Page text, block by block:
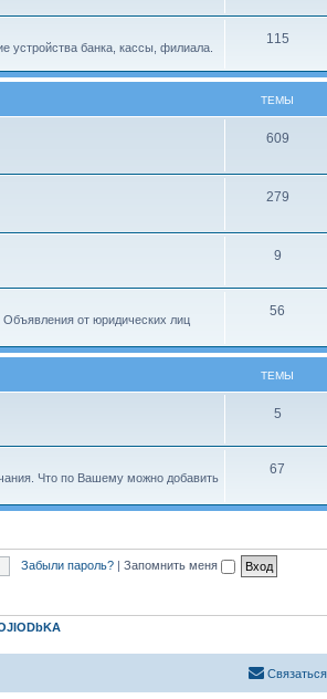
устройства банка, кассы, филиала.
115
ТЕМЫ
609
279
9
от юридических лиц
56
ТЕМЫ
5
Что по Вашему можно добавить
67
Забыли пароль? | Запомнить меня
Связаться